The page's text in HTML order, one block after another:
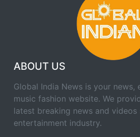
ABOUT US
Global India News is your news,
music fashion website. We
latest breaking news and
entertainment industry.